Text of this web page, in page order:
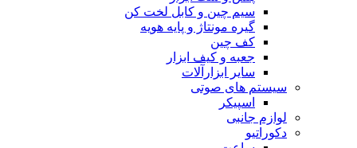
سیم چین و کابل لخت کن
گیره مونتاژ و پایه هویه
کف چین
جعبه و کیف ابزار
سایر ابزارآلات
سیستم های صوتی
اسپیکر
لوازم جانبی
دکوراتیو